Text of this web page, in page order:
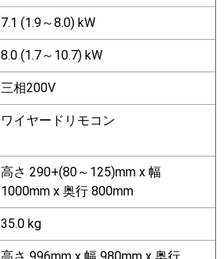
7.1 (1.9～8.0) kW
8.0 (1.7～10.7) kW
三相200V
ワイヤードリモコン
高さ 290+(80～125)mm x 幅
1000mm x 奥行 800mm
35.0 kg
高さ 996mm x 幅 980mm x 奥行